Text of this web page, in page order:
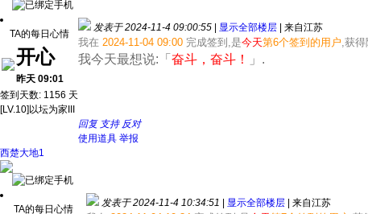
TA的每日心情
开心
昨天 09:01
签到天数: 1156 天
[LV.10]以坛为家III
发表于 2024-11-4 09:00:55 显示全部楼层 来自江苏
我在 2024-11-04 09:00 完成签到,是今天第6个签到的用户,获得
我今天最想说:「 奋斗，奋斗！ 」.
回复 支持 反对
使用道具 举报
西楚大地1
TA的每日心情
发表于 2024-11-4 10:34:51 显示全部楼层 来自江苏